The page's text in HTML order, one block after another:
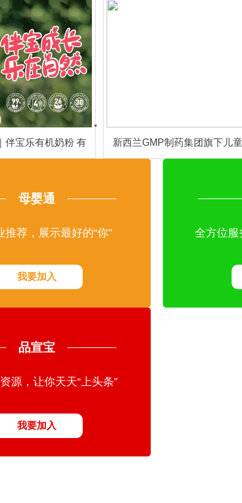
伴宝乐有机奶粉 有 新西兰GMP制药集团旗下儿
母婴通
推荐，展示最好的“你”
我要加入
全方位服
品宣宝
源，让你天天“上头条”
我要加入